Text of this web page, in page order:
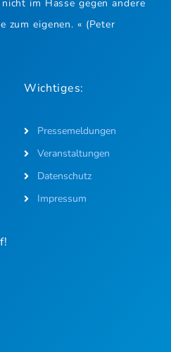
im Hasse gegen andere
zum eigenen. « (Peter
Wichtiges:
Pressemeldungen
Veranstaltungen
Datenschutz
Impressum